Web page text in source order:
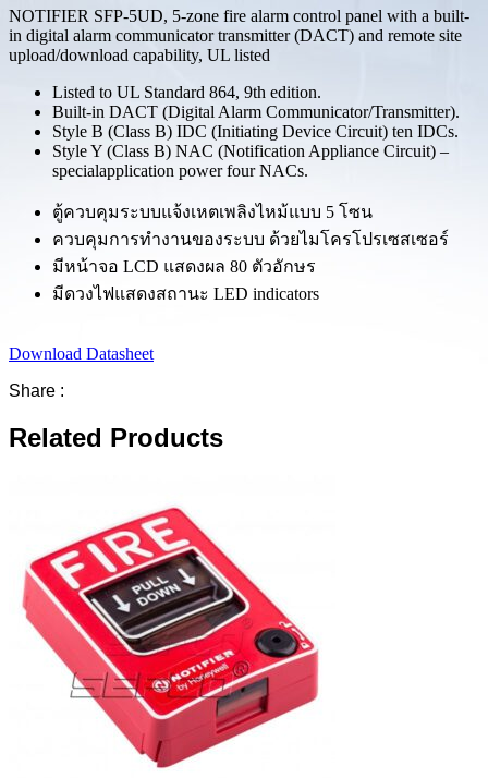
NOTIFIER SFP-5UD, 5-zone fire alarm control panel with a built-
in digital alarm communicator transmitter (DACT) and remote site
upload/download capability, UL listed
Listed to UL Standard 864, 9th edition.
Built-in DACT (Digital Alarm Communicator/Transmitter).
Style B (Class B) IDC (Initiating Device Circuit) ten IDCs.
Style Y (Class B) NAC (Notification Appliance Circuit) –
specialapplication power four NACs.
ตู้ควบคุมระบบแจ้งเหตเพลิงไหม้แบบ 5 โซน
ควบคุมการทำงานของระบบ ด้วยไมโครโปรเซสเซอร์
มีหน้าจอ LCD แสดงผล 80 ตัวอักษร
มีดวงไฟแสดงสถานะ LED indicators
Download Datasheet
Share :
Related Products